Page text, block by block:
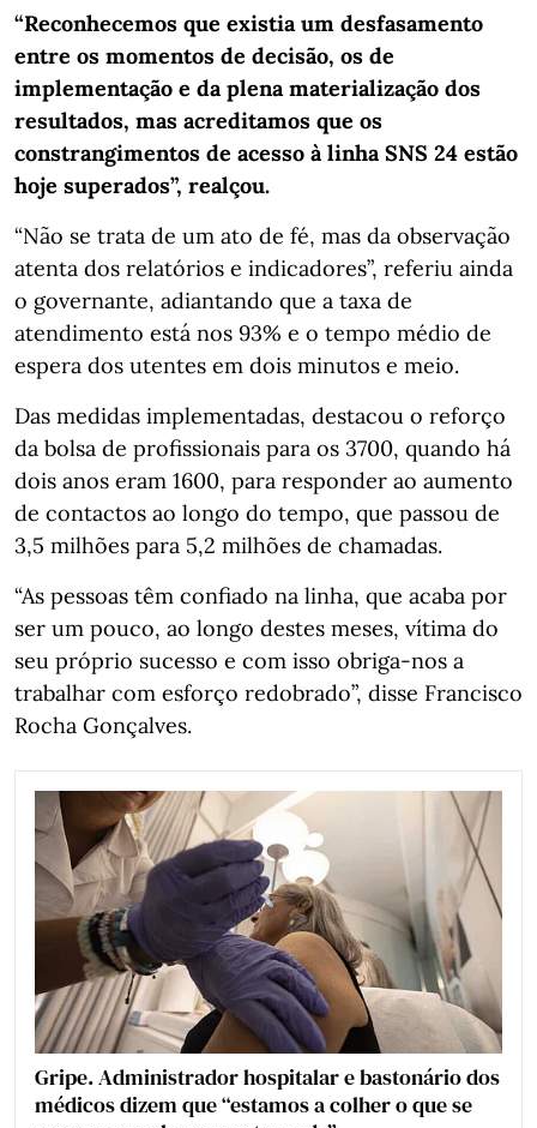
“Reconhecemos que existia um desfasamento
entre os momentos de decisão, os de
implementação e da plena materialização dos
resultados, mas acreditamos que os
constrangimentos de acesso à linha SNS 24 estão
hoje superados”, realçou.
“Não se trata de um ato de fé, mas da observação
atenta dos relatórios e indicadores”, referiu ainda
o governante, adiantando que a taxa de
atendimento está nos 93% e o tempo médio de
espera dos utentes em dois minutos e meio.
Das medidas implementadas, destacou o reforço
da bolsa de profissionais para os 3700, quando há
dois anos eram 1600, para responder ao aumento
de contactos ao longo do tempo, que passou de
3,5 milhões para 5,2 milhões de chamadas.
“As pessoas têm confiado na linha, que acaba por
ser um pouco, ao longo destes meses, vítima do
seu próprio sucesso e com isso obriga-nos a
trabalhar com esforço redobrado”, disse Francisco
Rocha Gonçalves.
Gripe. Administrador hospitalar e bastonário dos
médicos dizem que “estamos a colher o que se